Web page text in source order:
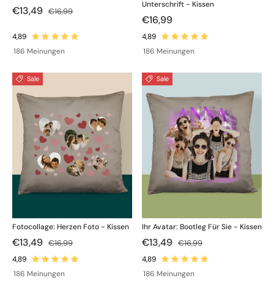
€13,49 €16,99
186 Meinungen
Unterschrift - Kissen
€16,99
186 Meinungen
Sale
Fotocollage: Herzen Foto - Kissen
€13,49 €16,99
186 Meinungen
Sale
Ihr Avatar: Bootleg Für Sie - Kissen
€13,49 €16,99
186 Meinungen